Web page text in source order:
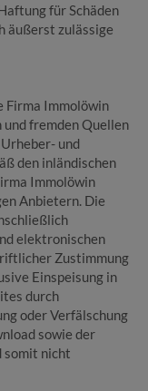
für Schäden
äußerst zulässige
Firma Immolöwin
und fremden Quellen
und
den inländischen
Immolöwin
Anbietern. Die
elektronischen
Zustimmung
Einspeisung in
durch
oder Verfälschung
sowie der
somit nicht